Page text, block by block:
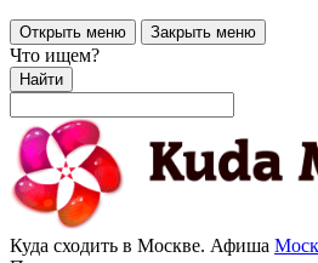
Открыть меню Закрыть меню
Что ищем?
Найти
Куда сходить в Москве. Афиша